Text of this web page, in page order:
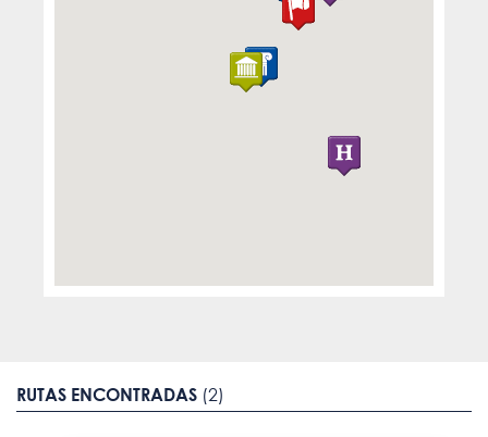
RUTAS ENCONTRADAS (2)